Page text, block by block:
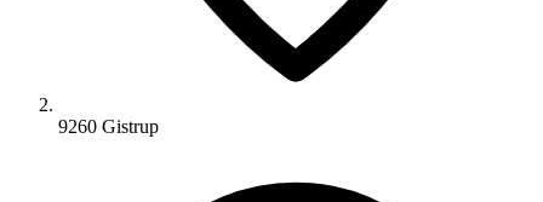
9260 Gistrup